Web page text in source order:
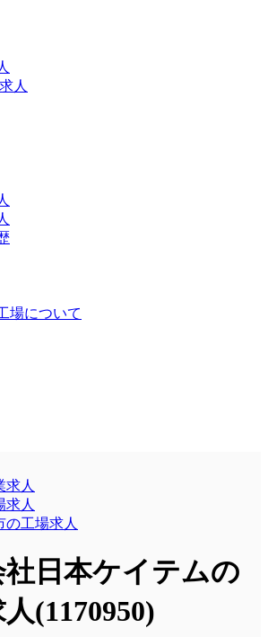
人
場について
求人
求人
の工場求人
日本ケイテムの
(1170950)